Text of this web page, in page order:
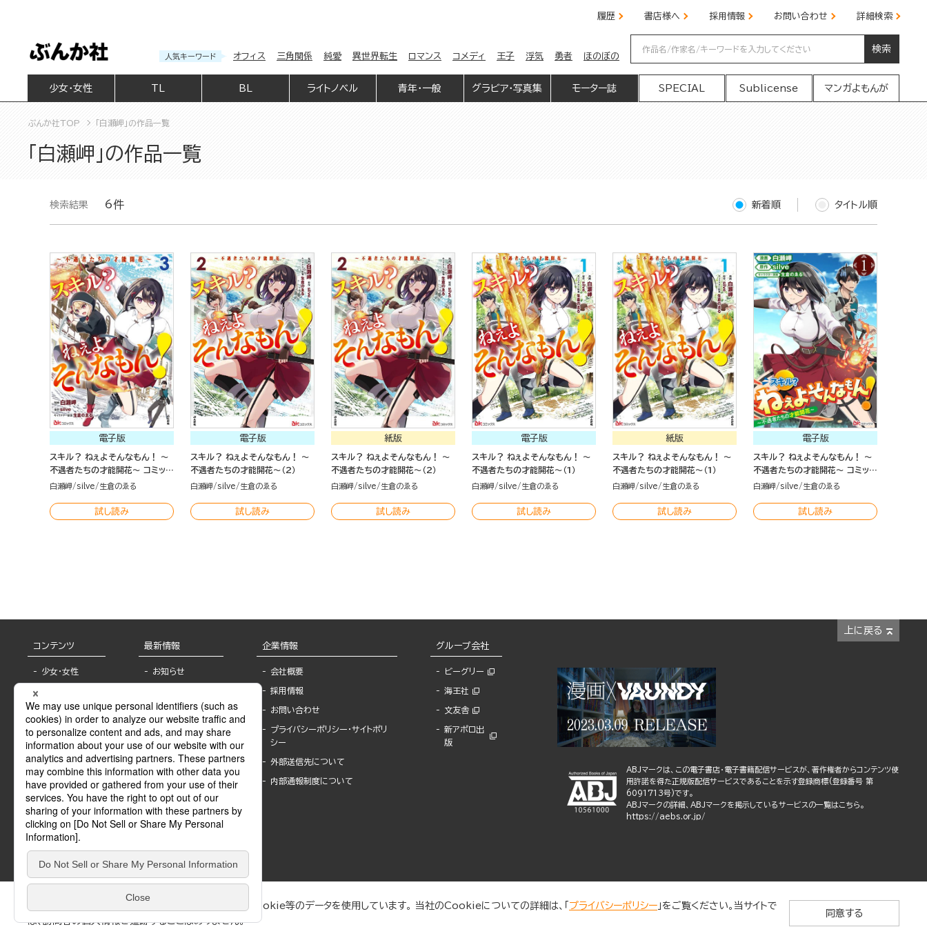
履歴 書店様へ 採用情報 お問い合わせ 詳細検索
人気キーワード オフィス 三角関係 純愛 異世界転生 ロマンス コメディ 王子 浮気 勇者 ほのぼの
検索
少女・女性 BL ライトノベル 青年・一般 グラビア・写真集 モーター誌 SPECIAL Sublicense マンガよもんが
ぶんか社TOP 「白瀬岬」の作品一覧
「白瀬岬」の作品一覧
検索結果 6件 新着順 タイトル順
電子版
スキル？ ねぇよそんなもん！ ～
不遇者たちの才能開花～ コミック
版 （3）
白瀬岬 silve 生倉のゑる
試し読み
電子版
スキル？ ねぇよそんなもん！ ～
不遇者たちの才能開花～（2）
白瀬岬 silve 生倉のゑる
試し読み
紙版
スキル？ ねぇよそんなもん！ ～
不遇者たちの才能開花～（2）
白瀬岬 silve 生倉のゑる
試し読み
電子版
スキル？ ねぇよそんなもん！ ～
不遇者たちの才能開花～（1）
白瀬岬 silve 生倉のゑる
試し読み
紙版
スキル？ ねぇよそんなもん！ ～
不遇者たちの才能開花～（1）
白瀬岬 silve 生倉のゑる
試し読み
電子版
スキル？ ねぇよそんなもん！ ～
不遇者たちの才能開花～ コミック
版（分冊版）
白瀬岬 silve 生倉のゑる
試し読み
上に戻る
コンテンツ
少女・女性
BL
ライトノベル
青年・一般
グラビア・写真
モーター誌
SPECIAL
Sublicense
最新情報
お知らせ
報
書店様へ
海外ライセンシー
公式SNSアカウ
ント
作家一覧
Keyword list
Author list
企業情報
会社概要
採用情報
お問い合わせ
プライバシーポリシー・サイトポリ
シー
外部送信先について
内部通報制度について
グループ会社
ビーグリー
海王社
文友舎
新アポロ出
版
ABJマークは、この電子書店・電子書籍配信サービスが、著作権者からコンテンツ使
用許諾を得た正規版配信サービスであることを示す登録商標(登録番号 第
6091713号)です。
ABJマークの詳細、ABJマークを掲示しているサービスの一覧はこちら。
https://aebs.or.jp/
ぶんか社が運営するサイトでは、利便性向上のためにCookie等のデータを使用しています。 当社のCookieについての詳細は、「 プライバシーポリシー 」をご覧ください。当サイトで
は、訪問者の個人情報を追跡することはありません。
同意する